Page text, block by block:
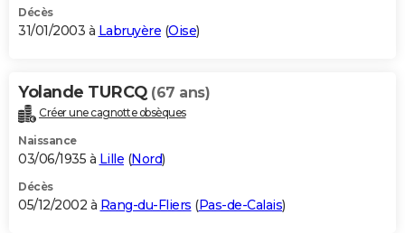
Décès
31/01/2003 à Labruyère (Oise)
Yolande TURCQ (67 ans)
Créer une cagnotte obsèques
Naissance
03/06/1935 à Lille (Nord)
Décès
05/12/2002 à Rang-du-Fliers (Pas-de-Calais)